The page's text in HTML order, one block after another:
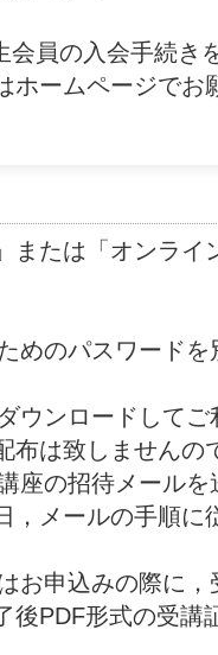
員の入会手続き
ホームページでお
または「オンライ
めのパスワード
ウンロードして
布は致しませんの
座の招待メール
，メールの手順に
お申込みの際に
後PDF形式の受講